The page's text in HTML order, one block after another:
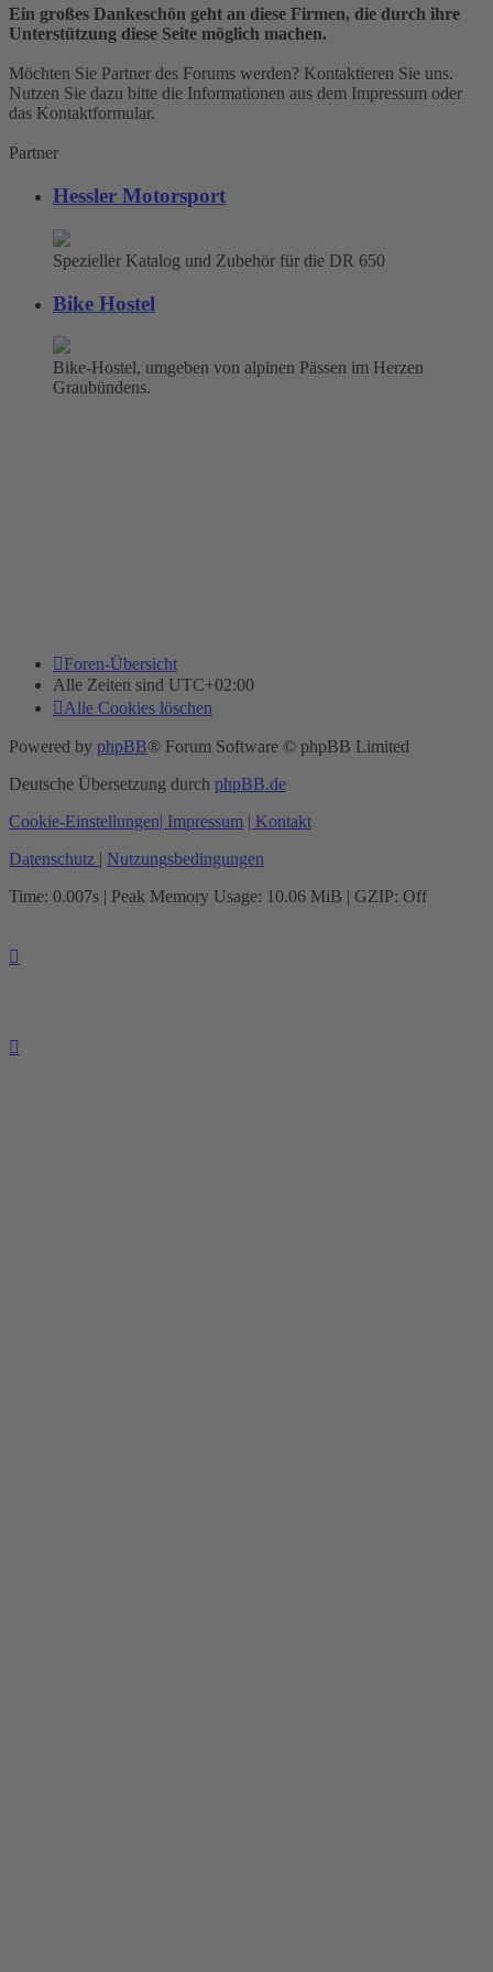
Ein großes Dankeschön geht an diese Firmen, die durch ihre
Unterstützung diese Seite möglich machen.
Möchten Sie Partner des Forums werden? Kontaktieren Sie uns.
Nutzen Sie dazu bitte die Informationen aus dem Impressum oder
das Kontaktformular.
Partner
Hessler Motorsport
Spezieller Katalog und Zubehör für die DR 650
Bike Hostel
Bike-Hostel, umgeben von alpinen Pässen im Herzen
Graubündens.
Foren-Übersicht
Alle Zeiten sind UTC+02:00
Alle Cookies löschen
Powered by phpBB® Forum Software © phpBB Limited
Deutsche Übersetzung durch phpBB.de
Cookie-Einstellungen| Impressum | Kontakt
Datenschutz | Nutzungsbedingungen
Time: 0.007s | Peak Memory Usage: 10.06 MiB | GZIP: Off